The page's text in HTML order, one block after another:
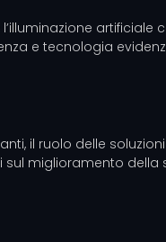
e tecnologia
il ruolo delle
miglioramento